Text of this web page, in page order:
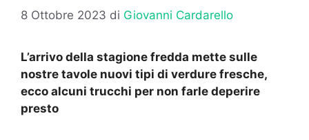
8 Ottobre 2023 di Giovanni Cardarello
L’arrivo della stagione fredda mette sulle
nostre tavole nuovi tipi di verdure fresche,
ecco alcuni trucchi per non farle deperire
presto